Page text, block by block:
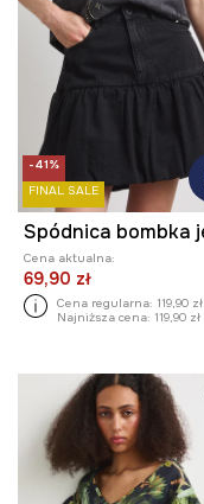
-41%
FINAL SALE
Cena aktualna:
69,90 zł
Cena regularna: 119,90 zł
Najniższa cena: 119,90 zł